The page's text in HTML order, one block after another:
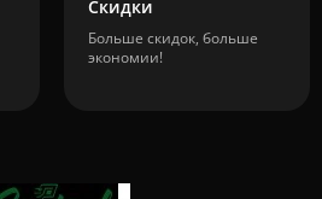
Скидки
Больше скидок, больше
экономии!